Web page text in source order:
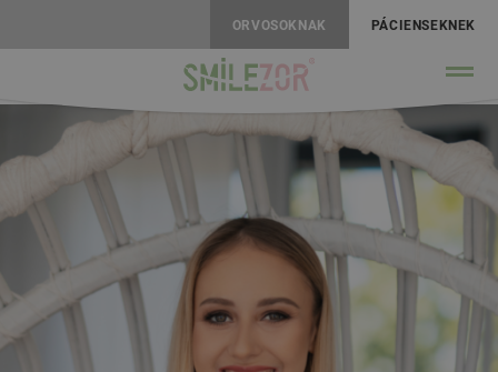
ORVOSOKNAK PÁCIENSEKNEK